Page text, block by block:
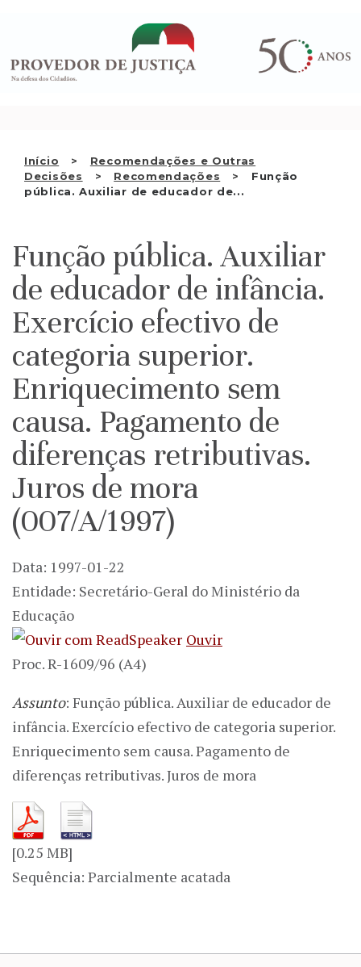
conteúdo
Início
Recomendações e Outras
Decisões
Recomendações
Função
pública. Auxiliar de educador de...
QUEM SOMOS
ATIVIDADE
RELAÇÕES INTERNACIONAIS
APRESENTAR QUEIXA
Função pública. Auxiliar
de educador de infância.
Exercício efectivo de
categoria superior.
Enriquecimento sem
causa. Pagamento de
diferenças retributivas.
Juros de mora
(007/A/1997)
Data: 1997-01-22
Entidade: Secretário-Geral do Ministério da
Educação
Ouvir
Proc. R-1609/96 (A4)
Assunto: Função pública. Auxiliar de educador de
infância. Exercício efectivo de categoria superior.
Enriquecimento sem causa. Pagamento de
diferenças retributivas. Juros de mora
[0.25 MB]
Sequência: Parcialmente acatada